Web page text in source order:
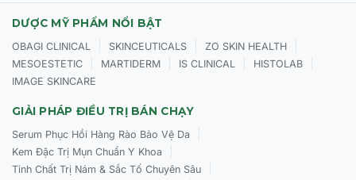
DƯỢC MỸ PHẨM NỔI BẬT
OBAGI CLINICAL SKINCEUTICALS ZO SKIN HEALTH
MESOESTETIC MARTIDERM IS CLINICAL HISTOLAB
IMAGE SKINCARE
GIẢI PHÁP ĐIỀU TRỊ BÁN CHẠY
Serum Phục Hồi Hàng Rào Bảo Vệ Da
Kem Đặc Trị Mụn Chuẩn Y Khoa
Tinh Chất Trị Nám & Sắc Tố Chuyên Sâu